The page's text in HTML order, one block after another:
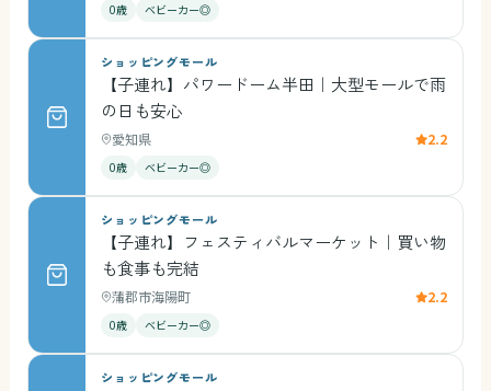
0歳 ベビーカー◎
ショッピングモール
【子連れ】パワードーム半田｜大型モールで雨
の日も安心
愛知県 2.2
0歳 ベビーカー◎
ショッピングモール
【子連れ】フェスティバルマーケット｜買い物
も食事も完結
蒲郡市海陽町 2.2
0歳 ベビーカー◎
ショッピングモール